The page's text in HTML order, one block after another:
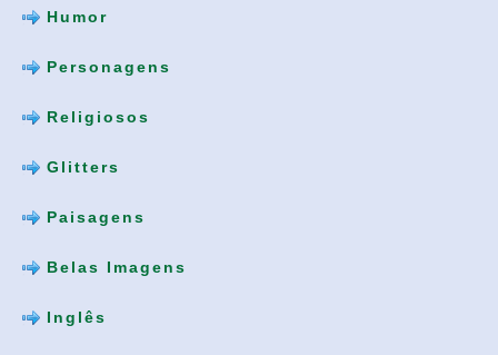
Humor
Personagens
Religiosos
Glitters
Paisagens
Belas Imagens
Inglês